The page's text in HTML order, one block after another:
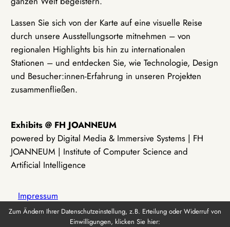
Lassen Sie sich von der Karte auf eine visuelle Reise
durch unsere Ausstellungsorte mitnehmen – von
regionalen Highlights bis hin zu internationalen
Stationen – und entdecken Sie, wie Technologie, Design
und Besucher:innen-Erfahrung in unseren Projekten
zusammenfließen.
Exhibits @ FH JOANNEUM
powered by Digital Media & Immersive Systems | FH
JOANNEUM | Institute of Computer Science and
Artificial Intelligence
Impressum
Zum Ändern Ihrer Datenschutzeinstellung, z.B. Erteilung oder Widerruf von
Einwilligungen, klicken Sie hier: